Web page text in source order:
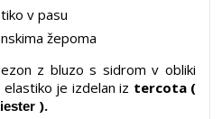
v pasu
žepoma
z bluzo s sidrom v obliki
elastiko je izdelan iz tercota (
).